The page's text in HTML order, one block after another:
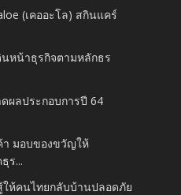
(เคออะโล) สกินแคร์
หน้าธุรกิจตามหลักธร
ผลประกอบการปี 64
มอบของขวัญให้
ร...
ห้คนไทยกลับบ้านปลอดภัย